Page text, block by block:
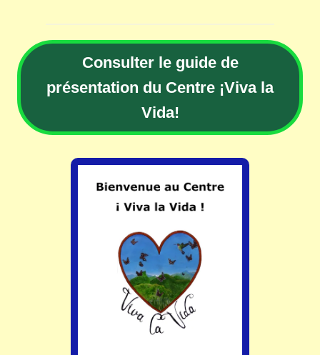
Consulter le guide de
présentation du Centre ¡Viva la
Vida!